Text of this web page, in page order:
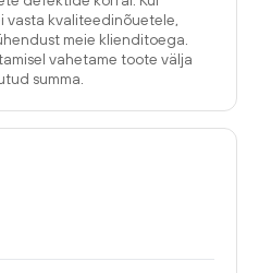
vasta kvaliteedinõuetele,
meie klienditoega.
vahetame toote välja
summa.